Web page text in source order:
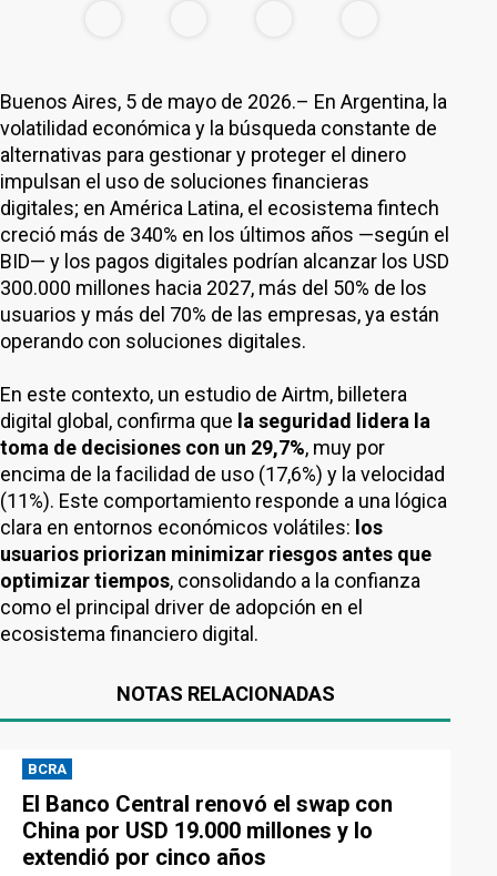
Buenos Aires, 5 de mayo de 2026.– En Argentina, la
volatilidad económica y la búsqueda constante de
alternativas para gestionar y proteger el dinero
impulsan el uso de soluciones financieras
digitales; en América Latina, el ecosistema fintech
creció más de 340% en los últimos años —según el
BID— y los pagos digitales podrían alcanzar los USD
300.000 millones hacia 2027, más del 50% de los
usuarios y más del 70% de las empresas, ya están
operando con soluciones digitales.
En este contexto, un estudio de Airtm, billetera
digital global, confirma que la seguridad lidera la
toma de decisiones con un 29,7%, muy por
encima de la facilidad de uso (17,6%) y la velocidad
(11%). Este comportamiento responde a una lógica
clara en entornos económicos volátiles: los
usuarios priorizan minimizar riesgos antes que
optimizar tiempos, consolidando a la confianza
como el principal driver de adopción en el
ecosistema financiero digital.
NOTAS RELACIONADAS
BCRA
El Banco Central renovó el swap con
China por USD 19.000 millones y lo
extendió por cinco años